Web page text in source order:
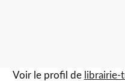
Voir le profil de